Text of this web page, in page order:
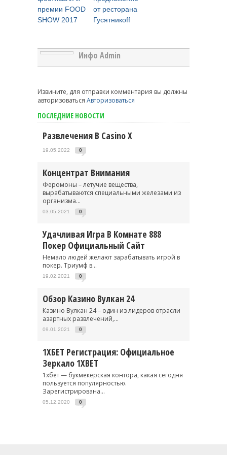
премии FOOD
SHOW 2017
от ресторана
Гусятникоff
Инфо Admin
Извините, для отправки комментария вы должны
авторизоваться Авторизоваться
ПОСЛЕДНИЕ НОВОСТИ
Развлечения В Casino X
19.05.2022 0
Концентрат Внимания
Феромоны – летучие вещества,
вырабатываются специальными железами из
организма...
03.05.2021 0
Удачливая Игра В Комнате 888
Покер Официальный Сайт
Немало людей желают зарабатывать игрой в
покер. Триумф в...
19.02.2021 0
Обзор Казино Вулкан 24
Казино Вулкан 24 – один из лидеров отрасли
азартных развлечений,...
09.01.2021 0
1ХБЕТ Регистрация: Официальное
Зеркало 1XBET
1хбет — букмекерская контора, какая сегодня
пользуется популярностью.
Зарегистрирована...
05.12.2020 0